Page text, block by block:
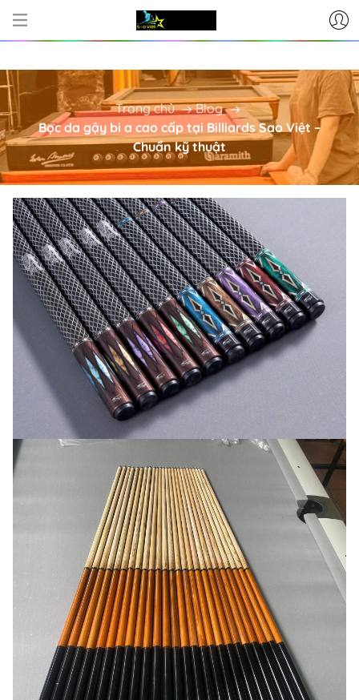
CƠ SỞ CUNG CẤP BÀN BI-A - PHỤ
Trang chủ
Blog
Bọc da gậy bi a cao cấp tại Billiards Sao Việt –
Chuẩn kỹ thuật